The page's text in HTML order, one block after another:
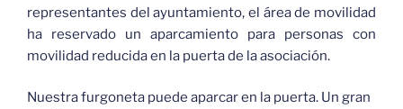
representantes del ayuntamiento, el área de movilidad
ha reservado un aparcamiento para personas con
movilidad reducida en la puerta de la asociación.
Nuestra furgoneta puede aparcar en la puerta. Un gran